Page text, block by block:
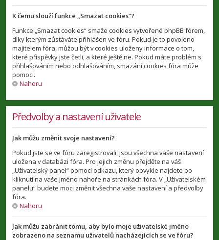
K čemu slouží funkce „Smazat cookies“?
Funkce „Smazat cookies“ smaže cookies vytvořené phpBB fórem,
díky kterým zůstáváte přihlášen ve fóru. Pokud je to povoleno
majitelem fóra, můžou být v cookies uloženy informace o tom,
které příspěvky jste četli, a které ještě ne. Pokud máte problém s
přihlašováním nebo odhlašováním, smazání cookies fóra může
pomoci.
Nahoru
Předvolby a nastavení uživatele
Jak můžu změnit svoje nastavení?
Pokud jste se ve fóru zaregistrovali, jsou všechna vaše nastavení
uložena v databázi fóra. Pro jejich změnu přejděte na váš
„Uživatelský panel“ pomocí odkazu, který obvykle najdete po
kliknutí na vaše jméno nahoře na stránkách fóra. V „Uživatelském
panelu“ budete moci změnit všechna vaše nastavení a předvolby
fóra.
Nahoru
Jak můžu zabránit tomu, aby bylo moje uživatelské jméno
zobrazeno na seznamu uživatelů nacházejících se ve fóru?